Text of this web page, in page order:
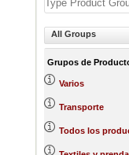
All Groups
Grupos de
Varios
Transporte
Todos los